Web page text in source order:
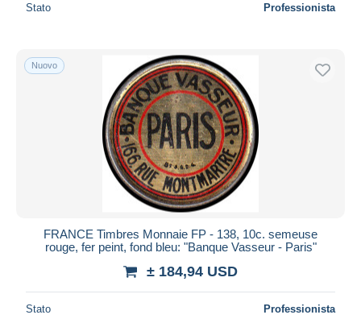
Stato Professionista
Nuovo
FRANCE Timbres Monnaie FP - 138, 10c. semeuse
rouge, fer peint, fond bleu: "Banque Vasseur - Paris"
± 184,94 USD
Stato Professionista